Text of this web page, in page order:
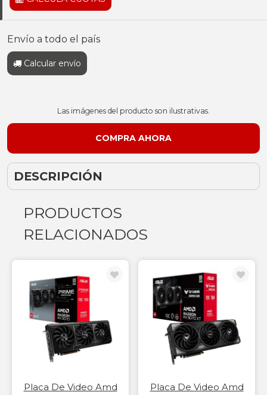
Envío a todo el país
Calcular envío
Las imágenes del producto son ilustrativas.
DESCRIPCIÓN
PRODUCTOS
RELACIONADOS
Placa De Video Amd
Placa De Video Amd